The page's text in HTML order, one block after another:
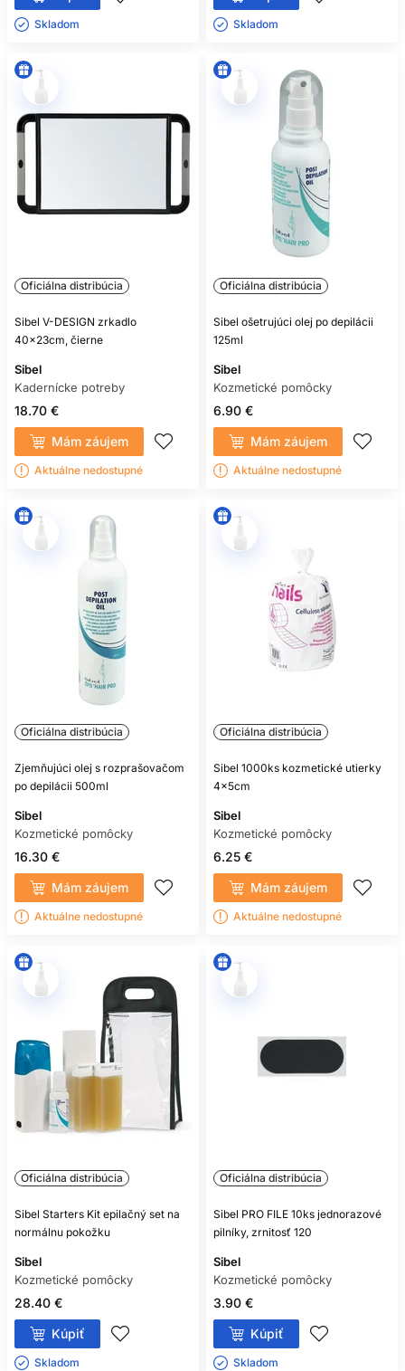
Skladom ㅤ Skladom ㅤ
Oficiálna distribúcia
Sibel V-DESIGN zrkadlo
40x23cm, čierne
Sibel
Kadernícke potreby
18.70 €
Mám záujem
Aktuálne nedostupné
Oficiálna distribúcia
Sibel ošetrujúci olej po depilácii
125ml
Sibel
Kozmetické pomôcky
6.90 €
Mám záujem
Aktuálne nedostupné
Oficiálna distribúcia
Zjemňujúci olej s rozprašovačom
po depilácii 500ml
Sibel
Kozmetické pomôcky
16.30 €
Mám záujem
Aktuálne nedostupné
Oficiálna distribúcia
Sibel 1000ks kozmetické utierky
4x5cm
Sibel
Kozmetické pomôcky
6.25 €
Mám záujem
Aktuálne nedostupné
Oficiálna distribúcia
Sibel Starters Kit epilačný set na
normálnu pokožku
Sibel
Kozmetické pomôcky
28.40 €
Kúpiť
Skladom ㅤ
Oficiálna distribúcia
Sibel PRO FILE 10ks jednorazové
pilníky, zrnitosť 120
Sibel
Kozmetické pomôcky
3.90 €
Kúpiť
Skladom ㅤ